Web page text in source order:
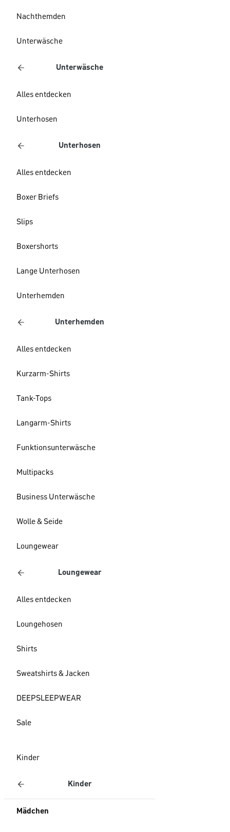
Nachthemden
Unterwäsche
Unterwäsche
Alles entdecken
Unterhosen
Unterhosen
Alles entdecken
Boxer Briefs
Slips
Boxershorts
Lange Unterhosen
Unterhemden
Unterhemden
Alles entdecken
Kurzarm-Shirts
Tank-Tops
Langarm-Shirts
Funktionsunterwäsche
Multipacks
Business Unterwäsche
Wolle & Seide
Loungewear
Loungewear
Alles entdecken
Loungehosen
Shirts
Sweatshirts & Jacken
DEEPSLEEPWEAR
Sale
Kinder
Kinder
Mädchen